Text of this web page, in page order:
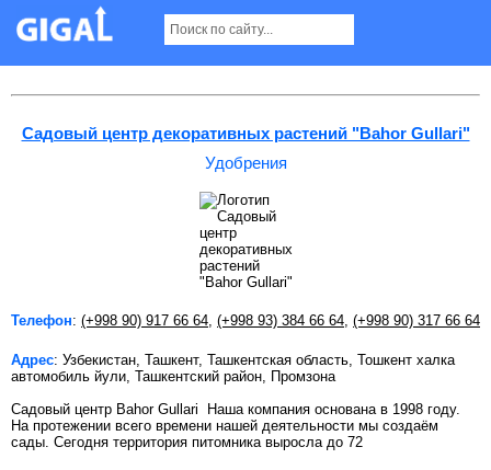
Удобрения в Ташкенте
Садовый центр декоративных растений "Bahor Gullari"
Удобрения
Телефон: (+998 90) 917 66 64 (+998 93) 384 66 64 (+998 90) 317 66 64
Адрес: Узбекистан, Ташкент, Ташкентская область, Тошкент халка
автомобиль йули, Ташкентский район, Промзона
Садовый центр Bahor Gullari Наша компания основана в 1998 году.
На протежении всего времени нашей деятельности мы создаём
сады. Сегодня территория питомника выросла до 72